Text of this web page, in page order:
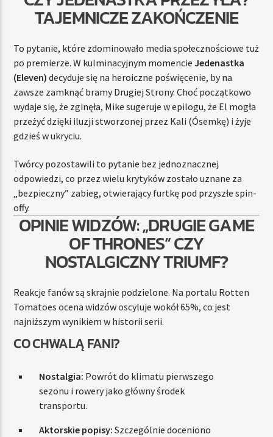
TAJEMNICZE ZAKOŃCZENIE
To pytanie, które zdominowało media społecznościowe tuż
po premierze. W kulminacyjnym momencieJedenastka
(Eleven) decyduje się na heroiczne poświęcenie, by na
zawsze zamknąć bramy Drugiej Strony. Choć początkowo
wydaje się, że zginęła, Mike sugeruje w epilogu, że El mogła
przeżyć dzięki iluzji stworzonej przez Kali (Ósemkę) i żyje
gdzieś w ukryciu.
Twórcy pozostawili to pytanie bez jednoznacznej
odpowiedzi, co przez wielu krytyków zostało uznane za
„bezpieczny” zabieg, otwierający furtkę pod przyszłe spin-
offy.
OPINIE WIDZÓW: „DRUGIE GAME
OF THRONES” CZY
NOSTALGICZNY TRIUMF?
Reakcje fanów są skrajnie podzielone. Na portalu Rotten
Tomatoes ocena widzów oscyluje wokół 65%, co jest
najniższym wynikiem w historii serii.
CO CHWALĄ FANI?
Nostalgia: Powrót do klimatu pierwszego
sezonu i rowery jako główny środek
transportu.
Aktorskie popisy: Szczególnie doceniono